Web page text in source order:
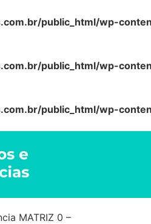
public_html/wp-
public_html/wp-
public_html/wp-
MATRIZ 0 –